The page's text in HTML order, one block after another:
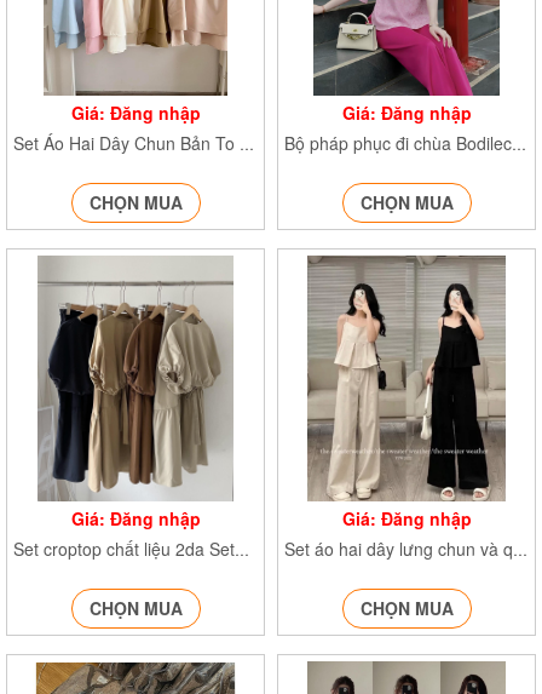
Giá: Đăng nhập
Set Áo Hai Dây Chun Bản To Set8510
CHỌN MUA
Giá: Đăng nhập
Bộ pháp phục đi chùa BodilechuaPP21
CHỌN MUA
Giá: Đăng nhập
Set croptop chất liệu 2da Set564
CHỌN MUA
Giá: Đăng nhập
Set áo hai dây lưng chun và quần suông dáng dài Set565
CHỌN MUA